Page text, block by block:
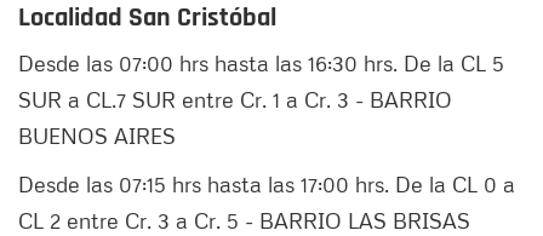
Localidad San Cristóbal
Desde las 07:00 hrs hasta las 16:30 hrs. De la CL 5
SUR a CL.7 SUR entre Cr. 1 a Cr. 3 - BARRIO
BUENOS AIRES
Desde las 07:15 hrs hasta las 17:00 hrs. De la CL 0 a
CL 2 entre Cr. 3 a Cr. 5 - BARRIO LAS BRISAS